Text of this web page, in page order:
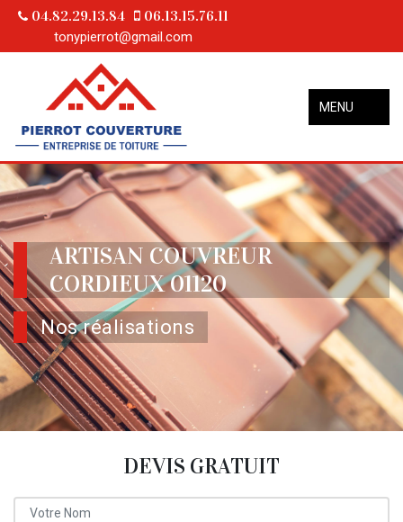
04.82.29.13.84 06.13.15.76.11
tonypierrot@gmail.com
MENU
ARTISAN COUVREUR
CORDIEUX 01120
Nos réalisations
DEVIS GRATUIT